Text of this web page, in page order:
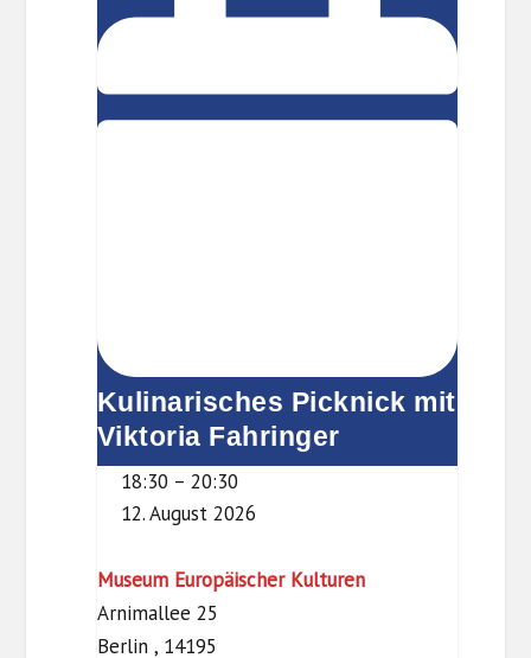
h
(
o
ß
,
3
G
)
e
i
Picknick
mit
Viktoria
Fahringer
Kulinarisches Picknick mit
Viktoria Fahringer
18:30 – 20:30
12. August 2026
Museum Europäischer Kulturen
Arnimallee 25
Berlin , 14195